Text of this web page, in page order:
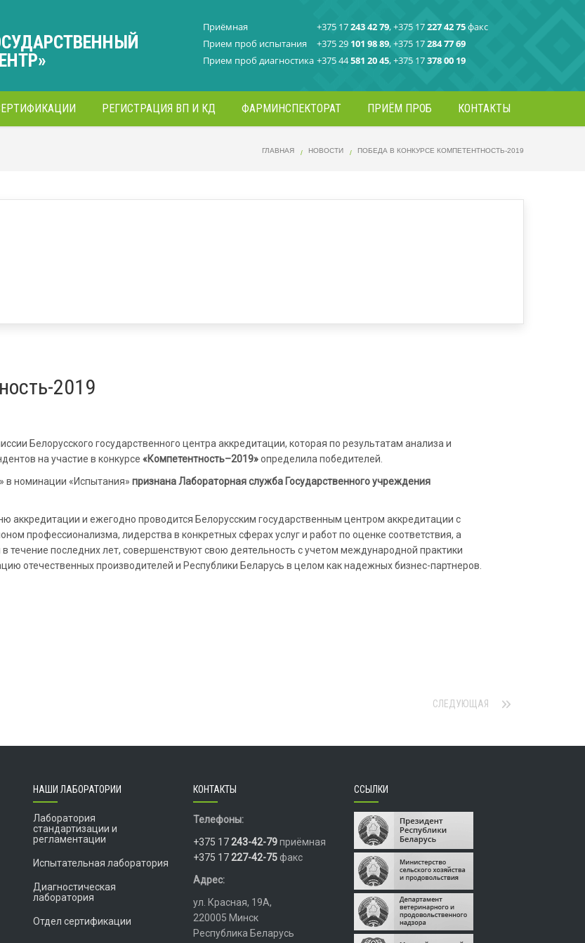
Приёмная +375 17243 42 79, +375 17227 42 75факс
Прием проб испытания
+375 29 101 98 89, +375 17284 77 69
Прием проб диагностика +375 44581 20 45, +375 17378 00 19
РЕГИСТРАЦИЯ ВП И КД ФАРМИНСПЕКТОРАТ ПРИЁМ ПРОБ КОНТАКТЫ
ГЛАВНАЯ НОВОСТИ ПОБЕДА В КОНКУРСЕ КОМПЕТЕНТНОСТЬ-2019
2019
Белорусского государственного центра аккредитации, которая по результатам анализа и
на участие в конкурсе «Компетентность–2019»определила победителей.
в номинации «Испытания» признана Лабораторная служба Государственного учреждения
аккредитации и ежегодно проводится Белорусским государственным центром аккредитации с
профессионализма, лидерства в конкретных сферах услуг и работ по оценке соответствия, а
течение последних лет, совершенствуют свою деятельность с учетом международной практики
отечественных производителей и Республики Беларусь в целом как надежных бизнес-партнеров.
СЛЕДУЮЩАЯ
НАШИ ЛАБОРАТОРИИ
Лаборатория
стандартизации и
регламентации
Испытательная лаборатория
Диагностическая
лаборатория
Отдел сертификации
КОНТАКТЫ
Телефоны:
+375 17243-42-79приёмная
+375 17227-42-75факс
Адрес:
ул. Красная, 19А,
220005 Минск
Республика Беларусь
ССЫЛКИ